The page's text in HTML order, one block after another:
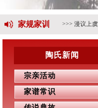
家规家训
>>> 漫议上
陶氏新闻
宗亲活动
家谱常识